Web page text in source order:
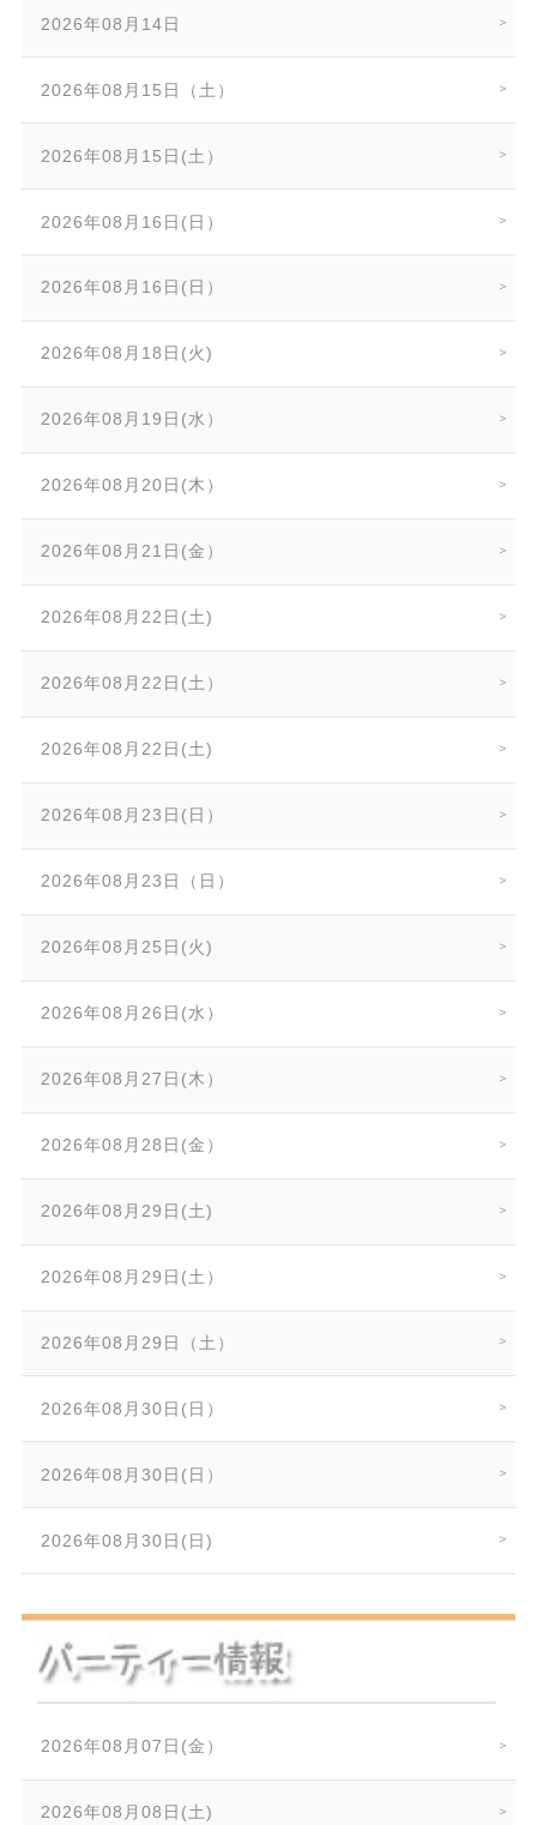
2026年08月14日
2026年08月15日（土）
2026年08月15日(土）
2026年08月16日(日）
2026年08月16日(日）
2026年08月18日(火)
2026年08月19日(水）
2026年08月20日(木）
2026年08月21日(金）
2026年08月22日(土)
2026年08月22日(土）
2026年08月22日(土)
2026年08月23日(日）
2026年08月23日（日）
2026年08月25日(火)
2026年08月26日(水）
2026年08月27日(木）
2026年08月28日(金）
2026年08月29日(土)
2026年08月29日(土）
2026年08月29日（土）
2026年08月30日(日）
2026年08月30日(日）
2026年08月30日(日)
2026年08月07日(金）
2026年08月08日(土)